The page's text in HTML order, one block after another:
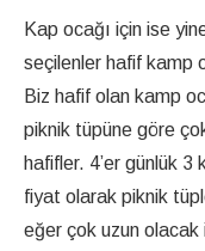
Kap ocağı için ise
seçilenler hafif kamp
Biz hafif olan kamp
piknik tüpüne göre
hafifler. 4’er günlük
fiyat olarak piknik
eğer çok uzun olacak